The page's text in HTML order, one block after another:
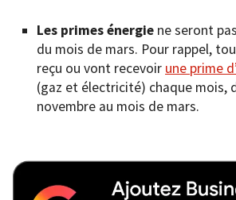
Les primes énergie ne seront
du mois de mars. Pour rappel,
reçu ou vont recevoir une prime
(gaz et électricité) chaque mois,
novembre au mois de mars.